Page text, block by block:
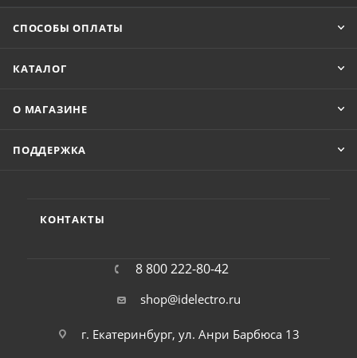
СПОСОБЫ ОПЛАТЫ
КАТАЛОГ
О МАГАЗИНЕ
ПОДДЕРЖКА
КОНТАКТЫ
8 800 222-80-42
shop@idelectro.ru
г. Екатеринбург, ул. Анри Барбюса 13